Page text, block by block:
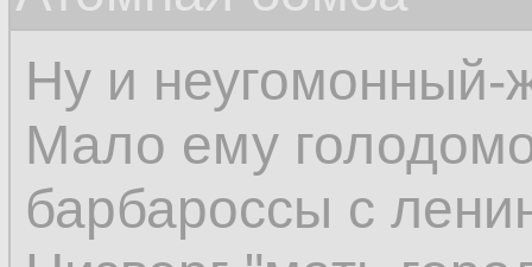
Ну и
Мало ему
барбароссы с